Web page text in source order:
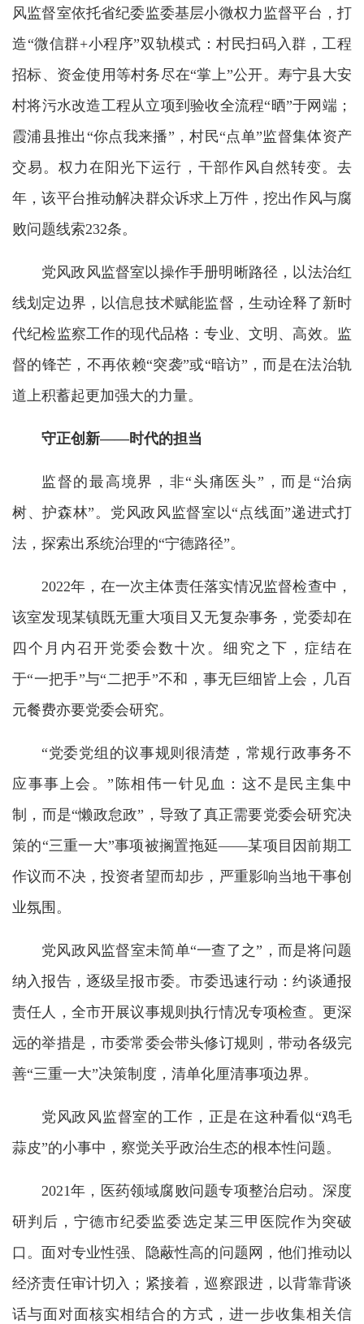
风监督室依托省纪委监委基层小微权力监督平台，打
造“微信群+小程序”双轨模式：村民扫码入群，工程
招标、资金使用等村务尽在“掌上”公开。寿宁县大安
村将污水改造工程从立项到验收全流程“晒”于网端；
霞浦县推出“你点我来播”，村民“点单”监督集体资产
交易。权力在阳光下运行，干部作风自然转变。去
年，该平台推动解决群众诉求上万件，挖出作风与腐
败问题线索232条。
党风政风监督室以操作手册明晰路径，以法治红
线划定边界，以信息技术赋能监督，生动诠释了新时
代纪检监察工作的现代品格：专业、文明、高效。监
督的锋芒，不再依赖“突袭”或“暗访”，而是在法治轨
道上积蓄起更加强大的力量。
守正创新——时代的担当
监督的最高境界，非“头痛医头”，而是“治病
树、护森林”。党风政风监督室以“点线面”递进式打
法，探索出系统治理的“宁德路径”。
2022年，在一次主体责任落实情况监督检查中，
该室发现某镇既无重大项目又无复杂事务，党委却在
四个月内召开党委会数十次。细究之下，症结在
于“一把手”与“二把手”不和，事无巨细皆上会，几百
元餐费亦要党委会研究。
“党委党组的议事规则很清楚，常规行政事务不
应事事上会。”陈相伟一针见血：这不是民主集中
制，而是“懒政怠政”，导致了真正需要党委会研究决
策的“三重一大”事项被搁置拖延——某项目因前期工
作议而不决，投资者望而却步，严重影响当地干事创
业氛围。
党风政风监督室未简单“一查了之”，而是将问题
纳入报告，逐级呈报市委。市委迅速行动：约谈通报
责任人，全市开展议事规则执行情况专项检查。更深
远的举措是，市委常委会带头修订规则，带动各级完
善“三重一大”决策制度，清单化厘清事项边界。
党风政风监督室的工作，正是在这种看似“鸡毛
蒜皮”的小事中，察觉关乎政治生态的根本性问题。
2021年，医药领域腐败问题专项整治启动。深度
研判后，宁德市纪委监委选定某三甲医院作为突破
口。面对专业性强、隐蔽性高的问题网，他们推动以
经济责任审计切入；紧接着，巡察跟进，以背靠背谈
话与面对面核实相结合的方式，进一步收集相关信